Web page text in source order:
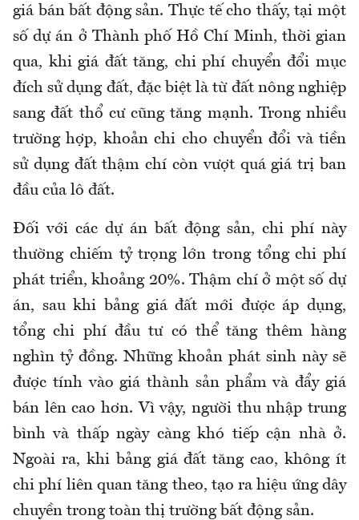
giá bán bất động sản. Thực tế cho thấy, tại một
số dự án ở Thành phố Hồ Chí Minh, thời gian
qua, khi giá đất tăng, chi phí chuyển đổi mục
đích sử dụng đất, đặc biệt là từ đất nông nghiệp
sang đất thổ cư cũng tăng mạnh. Trong nhiều
trường hợp, khoản chi cho chuyển đổi và tiền
sử dụng đất thậm chí còn vượt quá giá trị ban
đầu của lô đất.
Đối với các dự án bất động sản, chi phí này
thường chiếm tỷ trọng lớn trong tổng chi phí
phát triển, khoảng 20%. Thậm chí ở một số dự
án, sau khi bảng giá đất mới được áp dụng,
tổng chi phí đầu tư có thể tăng thêm hàng
nghìn tỷ đồng. Những khoản phát sinh này sẽ
được tính vào giá thành sản phẩm và đẩy giá
bán lên cao hơn. Vì vậy, người thu nhập trung
bình và thấp ngày càng khó tiếp cận nhà ở.
Ngoài ra, khi bảng giá đất tăng cao, không ít
chi phí liên quan tăng theo, tạo ra hiệu ứng dây
chuyền trong toàn thị trường bất động sản.